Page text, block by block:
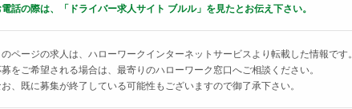
話の際は、「ドライバー求人サイト ブルル」を見たとお伝え下さい。
のページの求人は、ハローワークインターネットサービスより転載した情報です。
募をご希望される場合は、最寄りのハローワーク窓口へご相談ください。
お、既に募集が終了している可能性もございますので御了承下さい。